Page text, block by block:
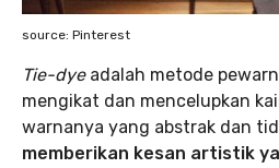
source: Pinterest
Tie-dyeadalah metode
mengikat dan mencelupkan
warnanya yang abstrak dan
memberikan kesan artistik